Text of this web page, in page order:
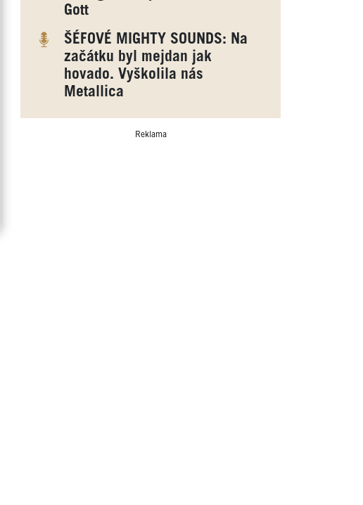
Gott
ŠÉFOVÉ MIGHTY SOUNDS: Na
začátku byl mejdan jak
hovado. Vyškolila nás
Metallica
Reklama